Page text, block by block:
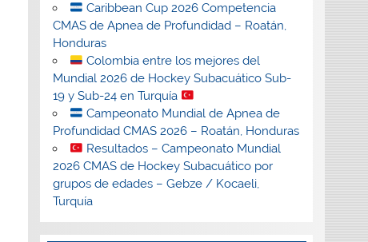
Caribbean Cup 2026 Competencia
CMAS de Apnea de Profundidad – Roatán,
Honduras
Colombia entre los mejores del
Mundial 2026 de Hockey Subacuático Sub-
19 y Sub-24 en Turquía
Campeonato Mundial de Apnea de
Profundidad CMAS 2026 – Roatán, Honduras
Resultados – Campeonato Mundial
2026 CMAS de Hockey Subacuático por
grupos de edades – Gebze / Kocaeli,
Turquía